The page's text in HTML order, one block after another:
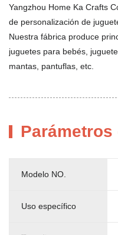
Yangzhou Home Ka Crafts
de personalización de
Nuestra fábrica produce
juguetes para bebés,
mantas, pantuflas, etc.
Modelo NO.
Uso específico